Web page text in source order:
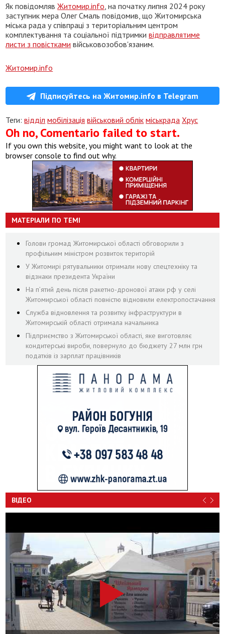
Як повідомлявЖитомир.info , на початку липня 2024 року
заступник мера Олег Смаль повідомив, що Житомирська
міська рада у співпраці з територіальним центром
комплектування та соціальної підтримкивідправлятиме
листи з повістками військовозобов'язаним.
Житомир.info
Підписуйтесь на Житомир.info в Telegram
Теги:відділ мобілізація військовий облік міськрада Хрус
Oh no, Comentario failed to start.
If you own this website, you might want to look at the
browser console to find out why.
МАТЕРІАЛИ ПО ТЕМІ
Голови громад Житомирської області обговорили з
профільним міністром розвиток територій
У Житомирі рятувальники отримали нову спецтехніку та
відзнаки президента України
На пʼятий день після ракетно-дронової атаки рф у селі
Житомирської області повністю відновили електропостачання
Служба відновлення та розвитку інфраструктури в
Житомирській області отримала начальника
Підприємство з Житомирської області, яке виготовляє
кондитерські вироби, повернуло до бюджету 27 млн грн
податків із зарплат працівників
ВІДЕО